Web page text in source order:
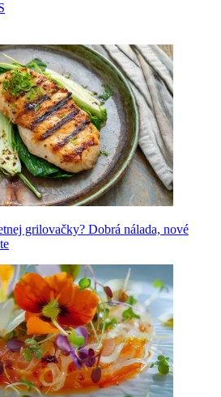
grilovačky? Dobrá nálada, nové